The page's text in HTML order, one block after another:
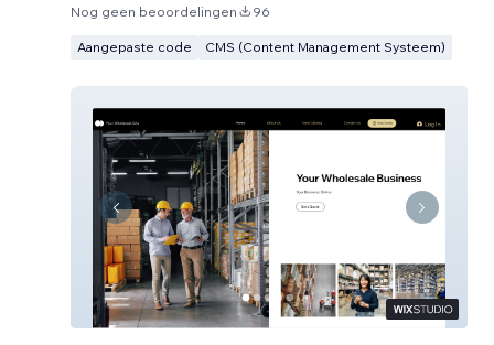
Nog geen beoordelingen 96
Aangepaste code CMS (Content Management Systeem)